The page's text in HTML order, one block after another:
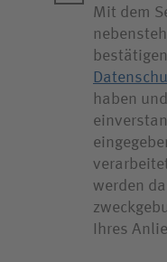
Mit dem
haben
werden
Ihres